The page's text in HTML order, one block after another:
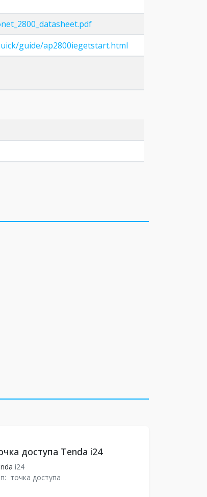
guide/ap2800iegetstart.html
доступа Tenda i24
i24
точка доступа